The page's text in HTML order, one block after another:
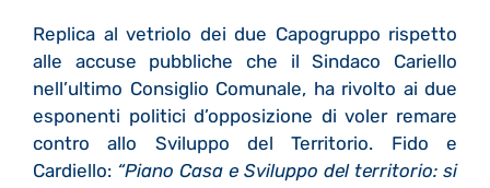
Replica al vetriolo dei due Capogruppo rispetto
alle accuse pubbliche che il Sindaco Cariello
nell’ultimo Consiglio Comunale, ha rivolto ai due
esponenti politici d’opposizione di voler remare
contro allo Sviluppo del Territorio. Fido e
Cardiello: “Piano Casa e Sviluppo del territorio: si